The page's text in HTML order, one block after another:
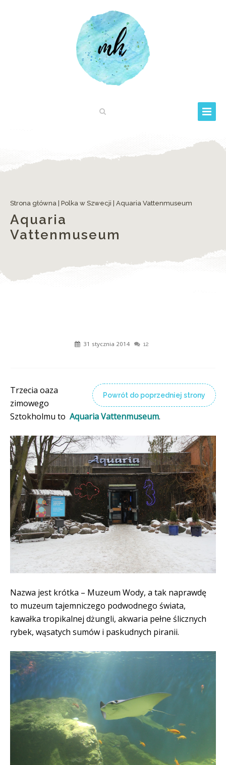
Strona główna Polka w Szwecji Aquaria Vattenmuseum
Aquaria
Vattenmuseum
31 stycznia 2014 12
Powrót do poprzedniej strony
Trzecia oaza
zimowego
Sztokholmu to Aquaria Vattenmuseum.
Nazwa jest krótka – Muzeum Wody, a tak naprawdę
to muzeum tajemniczego podwodnego świata,
kawałka tropikalnej dżungli, akwaria pełne ślicznych
rybek, wąsatych sumów i paskudnych piranii.